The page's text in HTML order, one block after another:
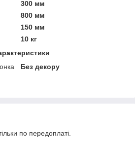
300 мм
800 мм
150 мм
10 кг
Без декору
по передоплаті.